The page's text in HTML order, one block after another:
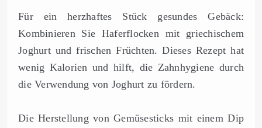
Für ein herzhaftes Stück gesundes Gebäck:
Kombinieren Sie Haferflocken mit griechischem
Joghurt und frischen Früchten. Dieses Rezept hat
wenig Kalorien und hilft, die Zahnhygiene durch
die Verwendung von Joghurt zu fördern.
Die Herstellung von Gemüsesticks mit einem Dip